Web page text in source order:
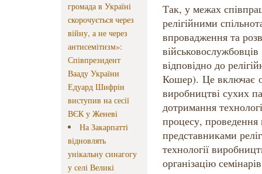
громада в Україні
скорочується через
війну, а не через
антисемітизм»:
Співпрезидент
Вааду України
Едуард Шифрін
виступив на сесії
ВЄК у Женеві
На Закарпатті
відновлять
унікальну синагогу
у селі Великі
Так, у межах
релігійними
впровадження та
відповідно до
Кошер). Це включає
виробництві сухих
дотримання
процесу, проведення
представниками
технології
організацію